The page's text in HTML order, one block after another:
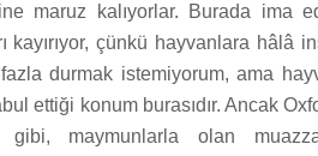
maruz kalıyorlar. Burada ima
kayırıyor, çünkü hayvanlara hâlâ
durmak istemiyorum, ama
ettiği konum burasıdır. Ancak
maymunlarla olan